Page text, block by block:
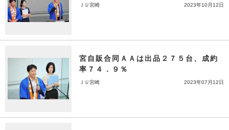
ＪＵ宮崎 2023年10月12日
宮自販合同ＡＡは出品２７５台、成約
率７４．９％
ＪＵ宮崎 2023年07月12日